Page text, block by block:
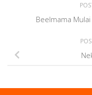
Beelmama